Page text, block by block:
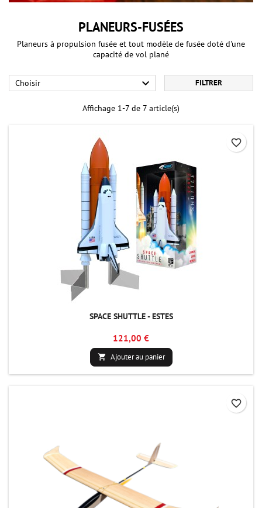
PLANEURS-FUSÉES
Planeurs à propulsion fusée et tout modèle de fusée doté d'une
capacité de vol plané
Choisir  FILTRER
Affichage 1-7 de 7 article(s)
SPACE SHUTTLE - ESTES
121,00 €
 Ajouter au panier
favorite_border
favorite_border